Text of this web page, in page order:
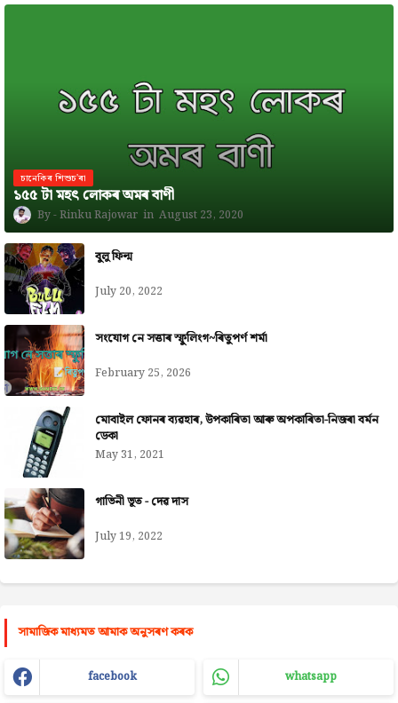
চানেকিৰ শিশুচ'ৰা
১৫৫ টা মহৎ লোকৰ অমৰ বাণী
Rinku Rajowar August 23, 2020
বুলু ফিল্ম
July 20, 2022
সংযোগ নে সত্তাৰ স্ফুলিংগ~ৰিতুপৰ্ণ শৰ্মা
February 25, 2026
মোবাইল ফোনৰ ব্যৱহাৰ, উপকাৰিতা আৰু অপকাৰিতা-নিজৰা বৰ্মন
ডেকা
May 31, 2021
গাভিনী ভূত - দেৱ দাস
July 19, 2022
সামাজিক মাধ্যমত আমাক অনুসৰণ কৰক
facebook whatsapp